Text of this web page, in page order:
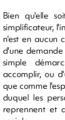
Bien qu'elle
simplificateur,
n'est en aucun
d'une
simple
accomplir, ou
que comme
duquel les
reprennent et